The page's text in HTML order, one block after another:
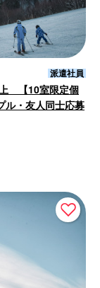
派遣社員
【10室限定個
ル・友人同士応募